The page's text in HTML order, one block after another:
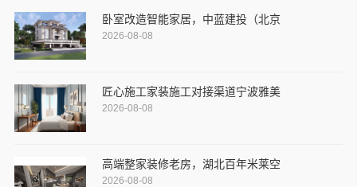
卧室改造智能家居，中蓝建投（北京
2026-08-08
匠心施工家装施工对接渠道宁波雅美
2026-08-08
高端整家装修老房，湖北百年米莱空
2026-08-08